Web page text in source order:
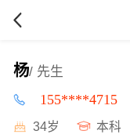
杨/ 先生
155****4715
34岁 本科